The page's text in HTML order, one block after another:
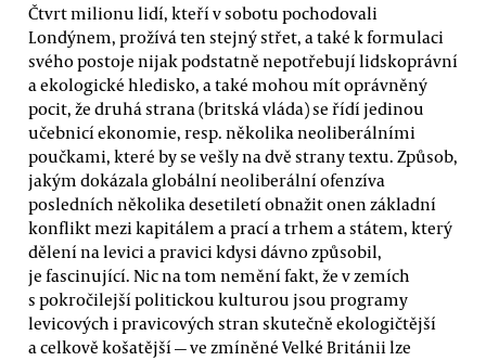
Čtvrt milionu lidí, kteří v sobotu pochodovali
Londýnem, prožívá ten stejný střet, a také k formulaci
svého postoje nijak podstatně nepotřebují lidskoprávní
a ekologické hledisko, a také mohou mít oprávněný
pocit, že druhá strana (britská vláda) se řídí jedinou
učebnicí ekonomie, resp. několika neoliberálními
poučkami, které by se vešly na dvě strany textu. Způsob,
jakým dokázala globální neoliberální ofenzíva
posledních několika desetiletí obnažit onen základní
konflikt mezi kapitálem a prací a trhem a státem, který
dělení na levici a pravici kdysi dávno způsobil,
je fascinující. Nic na tom nemění fakt, že v zemích
s pokročilejší politickou kulturou jsou programy
levicových i pravicových stran skutečně ekologičtější
a celkově košatější — ve zmíněné Velké Británii lze